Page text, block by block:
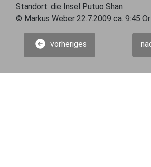
Standort: die Insel Putuo Shan
© Markus Weber 22.7.2009 ca. 9:45
vorheriges